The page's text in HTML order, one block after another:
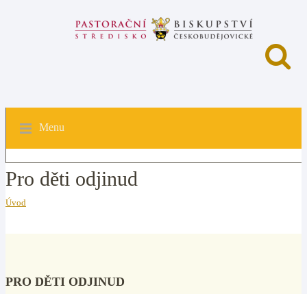
Menu
Pro děti odjinud
Úvod
PRO DĚTI ODJINUD